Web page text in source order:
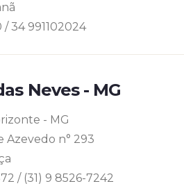
/ 34 991102024
Neves - MG
- MG
Azevedo n° 293
/ (31) 9 8526-7242